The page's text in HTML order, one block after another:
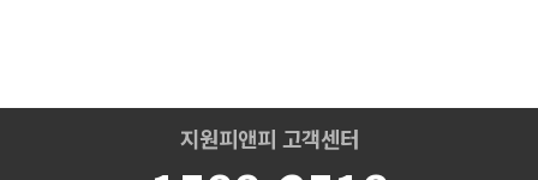
지원피앤피 고객센터